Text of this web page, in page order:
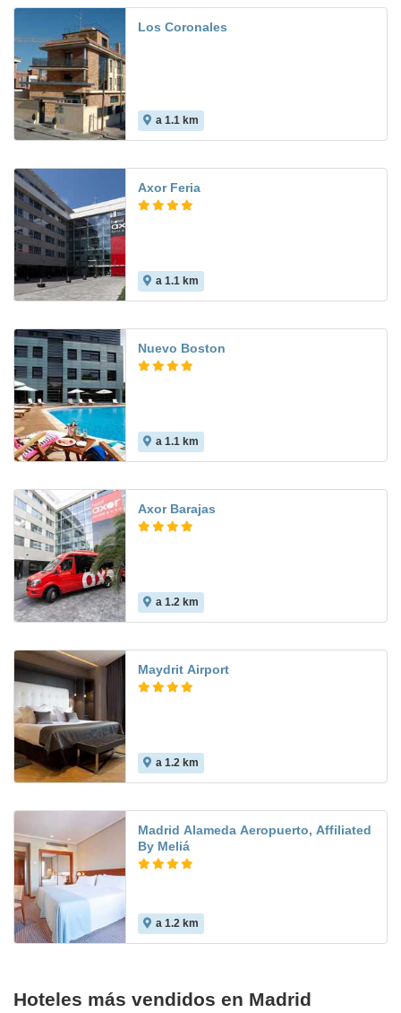
Los Coronales
a 1.1 km
Axor Feria
a 1.1 km
Nuevo Boston
a 1.1 km
Axor Barajas
a 1.2 km
Maydrit Airport
a 1.2 km
Madrid Alameda Aeropuerto, Affiliated
By Meliá
a 1.2 km
Hoteles más vendidos en Madrid